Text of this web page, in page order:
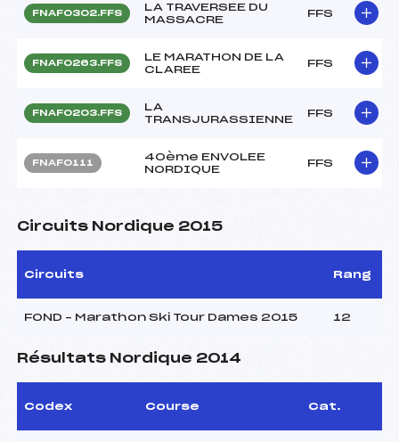
FNAF0302.FFS
LA TRAVERSEE DU
MASSACRE
FFS
FNAF0263.FFS
LE MARATHON DE LA
CLAREE
FFS
FNAF0203.FFS
LA
TRANSJURASSIENNE
FFS
FNAF0111
40ème ENVOLEE
NORDIQUE
FFS
Circuits Nordique 2015
Circuits Rang
FOND – Marathon Ski Tour Dames 2015 12
Résultats Nordique 2014
Codex Course Cat.